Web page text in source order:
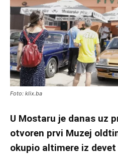
Foto: klix.ba
U Mostaru je danas uz
otvoren prvi Muzej
okupio altimere iz